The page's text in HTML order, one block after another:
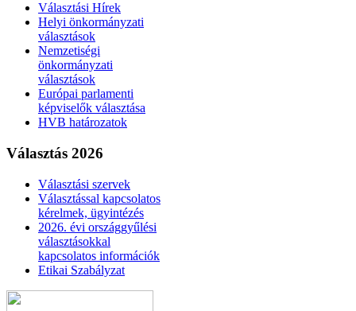
Választási Hírek
Helyi önkormányzati
választások
Nemzetiségi
önkormányzati
választások
Európai parlamenti
képviselők választása
HVB határozatok
Választás 2026
Választási szervek
Választással kapcsolatos
kérelmek, ügyintézés
2026. évi országgyűlési
választásokkal
kapcsolatos információk
Etikai Szabályzat